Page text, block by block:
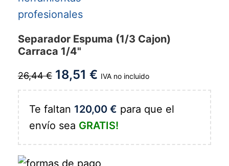
Separador Espuma (1/3 Cajon)
Carraca 1/4"
26,44€ 18,51 € IVA no incluido
Te faltan 120,00 € para que el
envío sea GRATIS!